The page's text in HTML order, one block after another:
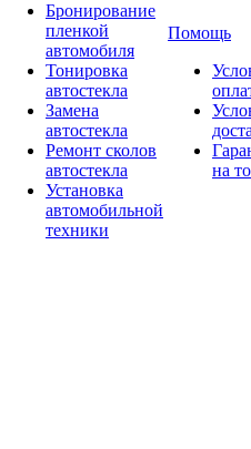
Бронирование
пленкой
автомобиля
Тонировка
автостекла
Замена
автостекла
Ремонт сколов
автостекла
Установка
автомобильной
техники
Помощь
на